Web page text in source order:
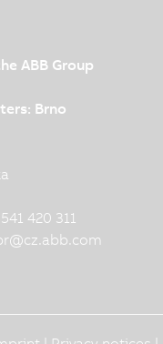
ABB Group
Brno
420 311
@cz.abb.com